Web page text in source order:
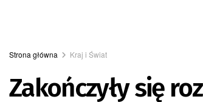
Strona główna Kraj i Świat
Zakończyły się